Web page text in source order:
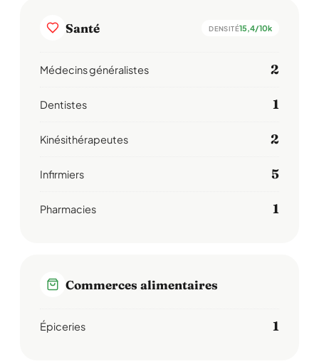
Santé DENSITÉ15,4/10k
Médecins généralistes 2
Dentistes 1
Kinésithérapeutes 2
Infirmiers 5
Pharmacies 1
Commerces alimentaires
Épiceries 1